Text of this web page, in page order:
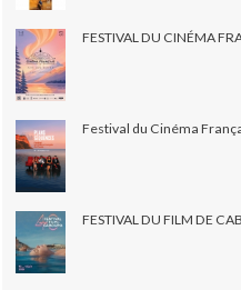
FESTIVAL DU CINÉMA
Festival du Cinéma
FESTIVAL DU FILM DE